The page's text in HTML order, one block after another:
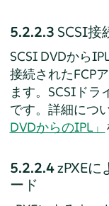
5.2.2.3 SCSI接
SCSI DVDから
接続されたFCP
ます。SCSIドラ
です。詳細につ
DVDからのIPL」
5.2.2.4zPXE
ード